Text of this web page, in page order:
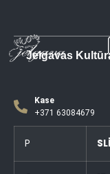
Jelgavas
Kase
+371 63084679
P